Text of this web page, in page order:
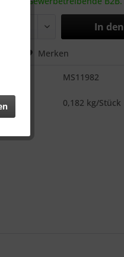
In den
Merken
MS11982
0,182 kg/Stück